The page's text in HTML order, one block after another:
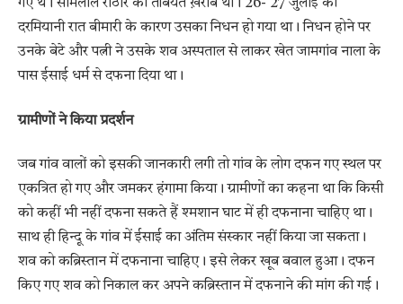
गए थे। सोमलाल राठौर की तबियत ख़राब थी। 26- 27 जुलाई की
दरमियानी रात बीमारी के कारण उसका निधन हो गया था। निधन होने पर
उनके बेटे और पत्नी ने उसके शव अस्पताल से लाकर खेत जामगांव नाला के
पास ईसाई धर्म से दफना दिया था।
ग्रामीणों ने किया प्रदर्शन
जब गांव वालों को इसकी जानकारी लगी तो गांव के लोग दफन गए स्थल पर
एकत्रित हो गए और जमकर हंगामा किया। ग्रामीणों का कहना था कि किसी
को कहीं भी नहीं दफना सकते हैं श्मशान घाट में ही दफनाना चाहिए था।
साथ ही हिन्दू के गांव में ईसाई का अंतिम संस्कार नहीं किया जा सकता।
शव को कब्रिस्तान में दफनाना चाहिए। इसे लेकर खूब बवाल हुआ। दफन
किए गए शव को निकाल कर अपने कब्रिस्तान में दफनाने की मांग की गई।